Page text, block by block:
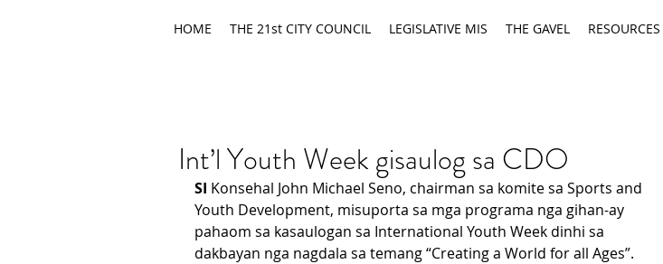
HOME THE 21st CITY COUNCIL LEGISLATIVE MIS THE GAVEL RESOURCES
Int’l Youth Week gisaulog sa CDO
SI Konsehal John Michael Seno, chairman sa komite sa Sports and
Youth Development, misuporta sa mga programa nga gihan-ay
pahaom sa kasaulogan sa International Youth Week dinhi sa
dakbayan nga nagdala sa temang “Creating a World for all Ages”.